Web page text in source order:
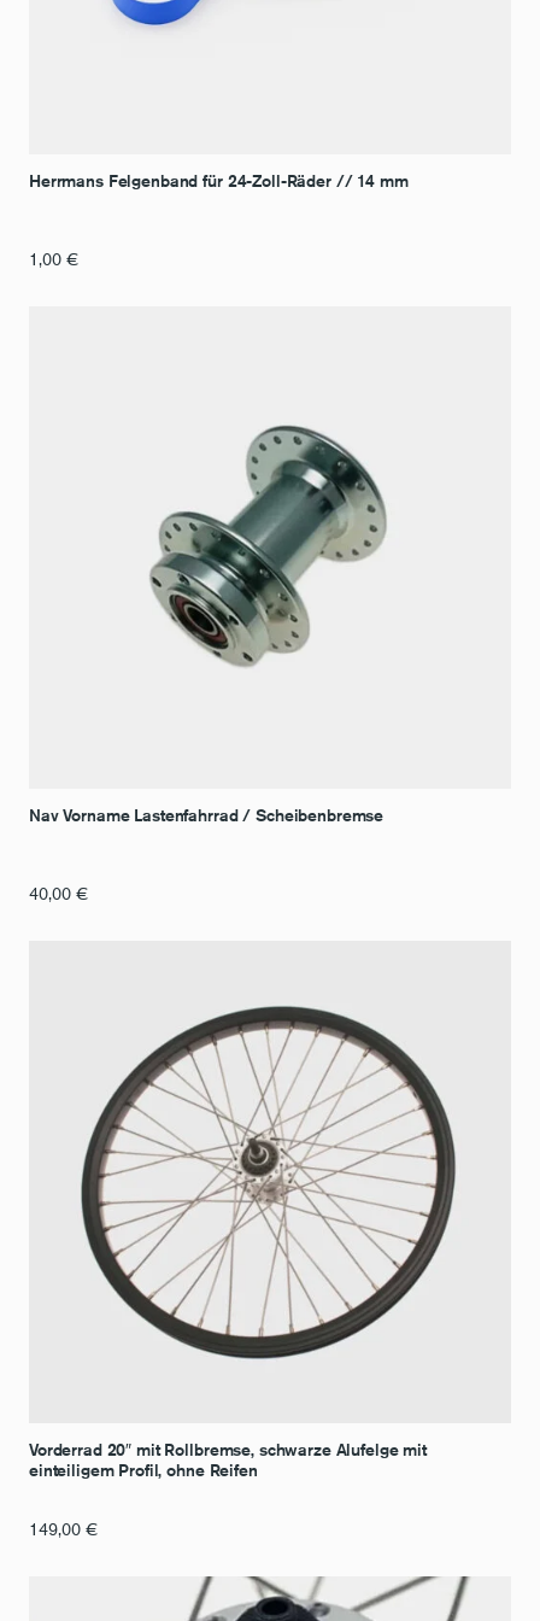
Herrmans Felgenband für 24-Zoll-Räder // 14 mm
1,00 €
Nav Vorname Lastenfahrrad / Scheibenbremse
40,00 €
Vorderrad 20″ mit Rollbremse, schwarze Alufelge mit
einteiligem Profil, ohne Reifen
149,00 €